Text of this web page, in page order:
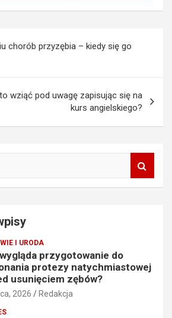
chorób przyzębia – kiedy się go
wziąć pod uwagę zapisując się na
kurs angielskiego?
I URODA
przygotowanie do
protezy natychmiastowej
usunięciem zębów?
2026 Redakcja